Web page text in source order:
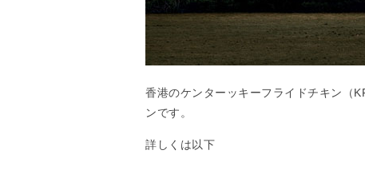
香港のケンターッキーフライドチキン（
ンです。
詳しくは以下